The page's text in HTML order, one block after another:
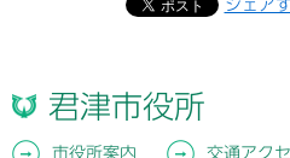
シェア
君津市役所
市役所案内 交通アク